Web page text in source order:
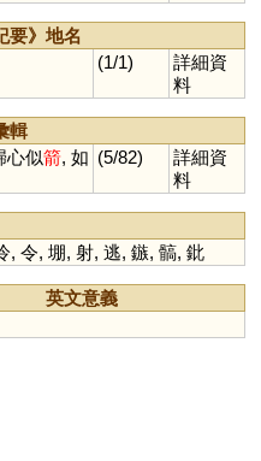
要》地名
(1/1)
詳細資
料
輯
心似箭, 如 (5/82)
詳細資
料
, 令, 堋, 射, 逃, 鏃, 髇, 鈚
英文意義